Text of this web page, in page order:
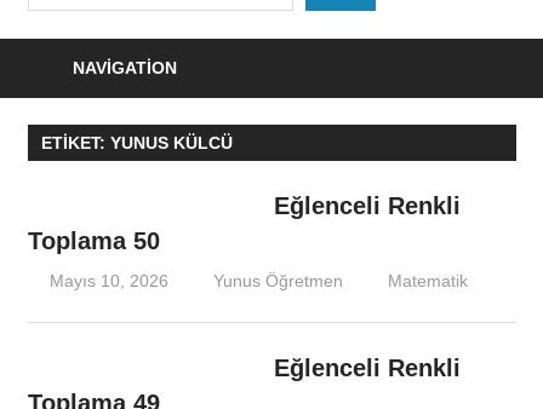
NAVIGATION
ETIKET: YUNUS KÜLCÜ
Eğlenceli Renkli
Toplama 50
Mayıs 10, 2026 Yunus Öğretmen Matematik
Eğlenceli Renkli
Toplama 49